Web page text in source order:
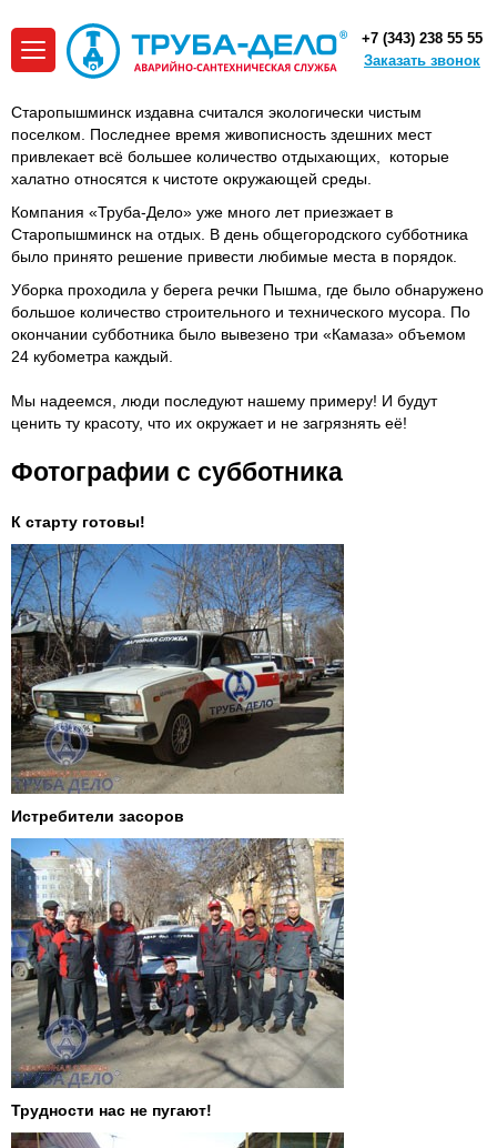
+7 (343) 238 55 55
Заказать звонок
Старопышминск издавна считался экологически чистым
поселком. Последнее время живописность здешних мест
привлекает всё большее количество отдыхающих, которые
халатно относятся к чистоте окружающей среды.
Компания «Труба-Дело» уже много лет приезжает в
Старопышминск на отдых. В день общегородского субботника
было принято решение привести любимые места в порядок.
Уборка проходила у берега речки Пышма, где было обнаружено
большое количество строительного и технического мусора. По
окончании субботника было вывезено три «Камаза» объемом
24 кубометра каждый.
Мы надеемся, люди последуют нашему примеру! И будут
ценить ту красоту, что их окружает и не загрязнять её!
Фотографии с субботника
К старту готовы!
Истребители засоров
Трудности нас не пугают!